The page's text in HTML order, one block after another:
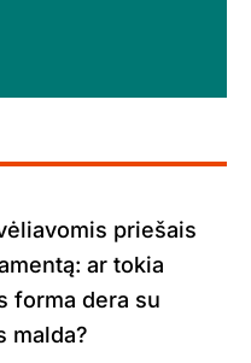
priešais
ar tokia
forma dera su
malda?